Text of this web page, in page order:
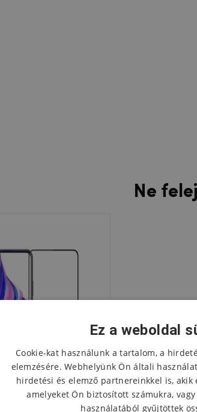
Ne
Ez a weboldal
Cookie-kat használunk a tartalom, a
elemzésére. Webhelyünk Ön általi
hirdetési és elemző partnereinkkel is,
amelyeket Ön biztosított számukra,
használatából gyűjtöttek